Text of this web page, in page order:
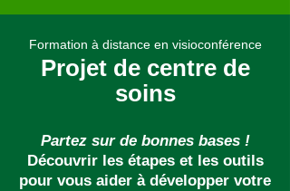
Formation à distance en visioconférence
Projet de centre de
soins
Partez sur de bonnes bases !
Découvrir les étapes et les outils
pour vous aider à développer votre